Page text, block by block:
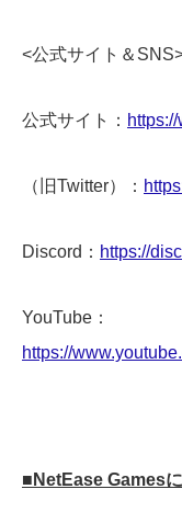
<公式サイト＆
公式サイト：
（旧Twitter）：
Discord： https://
YouTube：
https://
■NetEase Games